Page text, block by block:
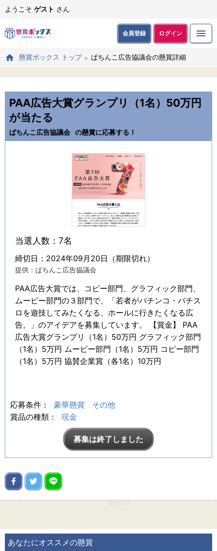
ようこそ ゲスト さん
会員登録 ログイン
懸賞ボックス トップ ぱちんこ広告協議会の懸賞詳細
PAA広告大賞グランプリ（1名）50万円
が当たる
ぱちんこ広告協議会 の懸賞に応募する！
当選人数：7名
締切日：2024年09月20日（期限切れ）
提供：ぱちんこ広告協議会
PAA広告大賞では、コピー部門、グラフィック部門、
ムービー部門の３部門で、「若者がパチンコ・パチス
ロを遊技してみたくなる、ホールに行きたくなる広
告。」のアイデアを募集しています。 【賞金】 PAA
広告大賞グランプリ（1名）50万円 グラフィック部門
（1名）5万円 ムービー部門（1名）5万円 コピー部門
（1名）5万円 協賛企業賞（各1名）10万円
応募条件： 豪華懸賞
その他
賞品の種類：
現金
募集は終了しました
あなたにオススメの懸賞